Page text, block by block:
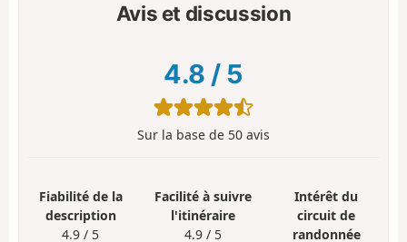
Avis et discussion
4.8 / 5
Sur la base de 50 avis
Fiabilité de la
description
4.9 / 5
Facilité à suivre
l'itinéraire
4.9 / 5
Intérêt du
circuit de
randonnée